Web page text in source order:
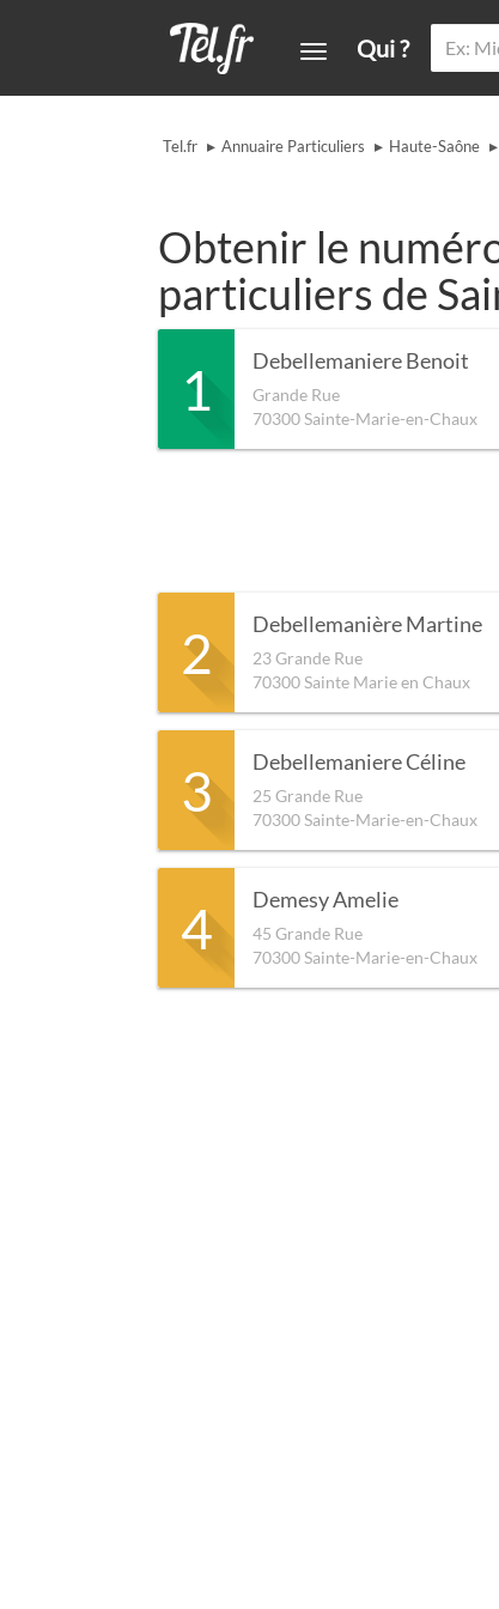
Qui ?
Tel.fr ▸ Annuaire Particuliers ▸ Haute-Saône ▸
Obtenir le
particuliers de
1 Debellemaniere Benoit
Grande Rue
70300Sainte-Marie-en-Chaux
2 Debellemanière Martine
23 Grande Rue
70300Sainte Marie en Chaux
3 Debellemaniere Céline
25 Grande Rue
70300Sainte-Marie-en-Chaux
4 Demesy Amelie
45 Grande Rue
70300Sainte-Marie-en-Chaux